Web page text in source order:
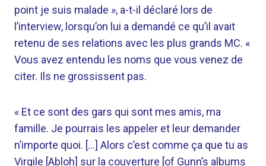
point je suis malade », a-t-il déclaré lors de
l’interview, lorsqu’on lui a demandé ce qu’il avait
retenu de ses relations avec les plus grands MC. «
Vous avez entendu les noms que vous venez de
citer. Ils ne grossissent pas.
« Et ce sont des gars qui sont mes amis, ma
famille. Je pourrais les appeler et leur demander
n’importe quoi. […] Alors c’est comme ça que tu as
Virgile [Abloh] sur la couverture [of Gunn’s albums